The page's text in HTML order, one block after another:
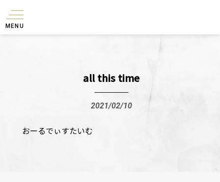
MENU
all this time
2021/02/10
おーるでぃすたいむ